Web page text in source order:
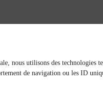
nous utilisons des technologies
de navigation ou les ID